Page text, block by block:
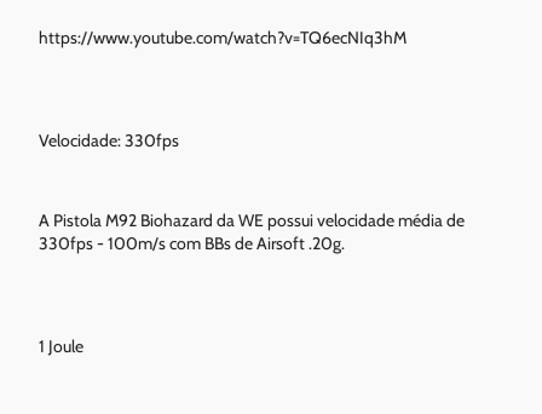
https://www.youtube.com/watch?v=TQ6ecNIq3hM
Velocidade: 330fps
A Pistola M92 Biohazard da WE possui velocidade média de
330fps - 100m/s com BBs de Airsoft .20g.
1 Joule